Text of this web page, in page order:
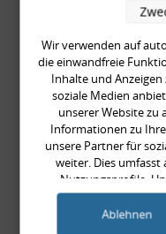
Wir verwenden auf
die einwandfreie
Inhalte und
soziale Medien
unserer Website zu
Informationen zu
unsere Partner für
weiter. Dies
Nutzungsprofile.
Products) führen
weiteren DatenAblehnen